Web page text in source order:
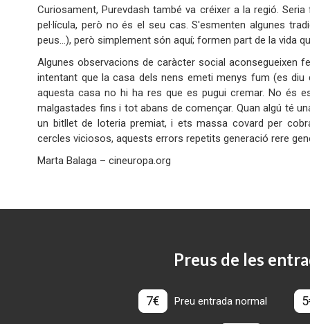
Curiosament, Purevdash també va créixer a la regió.
pel·lícula, però no és el seu cas. S'esmenten algunes
peus…), però simplement són aquí; formen part de la vida
Algunes observacions de caràcter social aconsegueixen
intentant que la casa dels nens emeti menys fum (es
aquesta casa no hi ha res que es pugui cremar. No és
malgastades fins i tot abans de començar. Quan algú té
un bitllet de loteria premiat, i ets massa covard per
cercles viciosos, aquests errors repetits generació rere
Marta Balaga – cineuropa.org
Preus de les
7€ Preu entrada normal